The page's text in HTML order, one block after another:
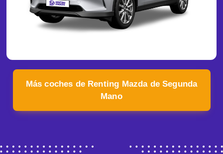
Más coches de Renting Mazda de Segunda
Mano